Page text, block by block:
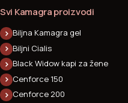
Svi Kamagra proizvodi
Biljna Kamagra gel
Biljni Cialis
Black Widow kapi za žene
Cenforce 150
Cenforce 200